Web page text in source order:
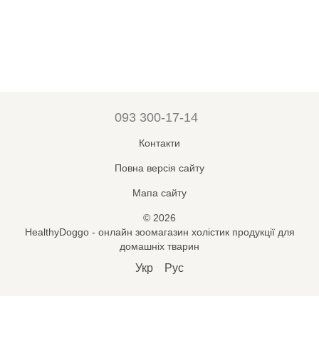
093 300-17-14
Контакти
Повна версія сайту
Мапа сайту
© 2026
HealthyDoggo - онлайн зоомагазин холістик продукції для
домашніх тварин
Укр Рус